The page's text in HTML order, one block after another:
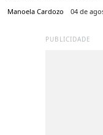
Manoela Cardozo 04 de
PUBLICIDADE